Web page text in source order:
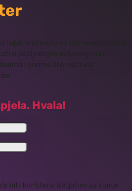
ujutro uživajte uz naš newsletter u
o posljednjim dešavanjima u
i onome što nas i vas
Hvala!
biti korištena isključivo za slanje